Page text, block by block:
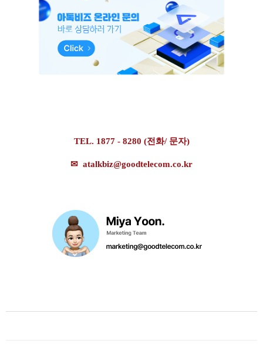
TEL. 1877 - 8280 (전화/ 문자)
✉ atalkbiz@goodtelecom.co.kr